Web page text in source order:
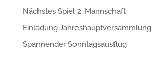
Nächstes Spiel 2. Mannschaft
Einladung Jahreshauptversammlung
Spannender Sonntagsausflug